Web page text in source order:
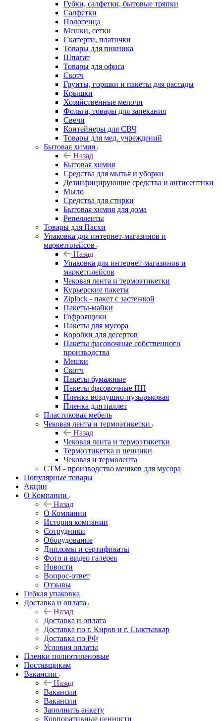
Губки, салфетки, бытовые тряпки
Салфетки
Полотенца
Мешки, сетки
Скатерти, платочки
Товары для пикника
Шпагат
Товары для офиса
Скотч
Грунты, горшки и пакеты для рассады
Крышки
Хозяйственные мелочи
Фольга, товары для запекания
Свечи
Контейнеры для СВЧ
Товары для мед. учреждений
Бытовая химия
Назад
Бытовая химия
Средства для мытья и уборки
Дезинфицирующие средства и антисептики
Мыло
Средства для стирки
Бытовая химия для дома
Репелленты
Товары для Пасхи
Упаковка для интернет-магазинов и
маркетплейсов
Назад
Упаковка для интернет-магазинов и
маркетплейсов
Чековая лента и термоэтикетки
Курьерские пакеты
Ziplock - пакет с застежкой
Пакеты-майки
Гофроящики
Пакеты для мусора
Коробки для десертов
Пакеты фасовочные собственного
производства
Мешки
Скотч
Пакеты бумажные
Пакеты фасовочные ПП
Пленка воздушно-пузырьковая
Пленка для паллет
Пластиковая мебель
Чековая лента и термоэтикетки
Назад
Чековая лента и термоэтикетки
Термоэтикетка и ценники
Чековая и термолента
СТМ - производство мешков для мусора
Популярные товары
Акции
О Компании
Назад
О Компании
История компании
Сотрудники
Оборудование
Дипломы и сертификаты
Фото и видео галерея
Новости
Вопрос-ответ
Отзывы
Гибкая упаковка
Доставка и оплата
Назад
Доставка и оплата
Доставка по г. Киров и г. Сыктывкар
Доставка по РФ
Условия оплаты
Пленки полиэтиленовые
Поставщикам
Вакансии
Назад
Вакансии
Вакансии
Заполнить анкету
Корпоративные ценности